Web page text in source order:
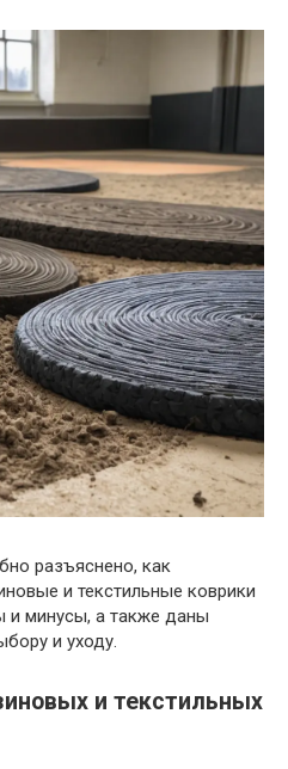
разъяснено, как
и текстильные коврики
и минусы, а также даны
и уходу.
и текстильных